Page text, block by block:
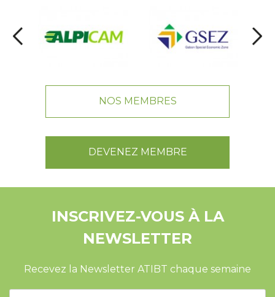
NOS MEMBRES
DEVENEZ MEMBRE
INSCRIVEZ-VOUS À LA
NEWSLETTER
Recevez la Newsletter ATIBT chaque semaine